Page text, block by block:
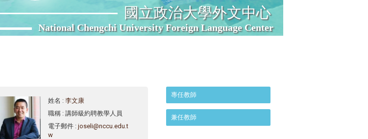
國立政治大學外文中心
National Chengchi University Foreign Language Center
姓名 : 李文康
職稱 : 講師級約聘教學人員
電子郵件 : joseli@nccu.edu.t
w
專任教師
兼任教師